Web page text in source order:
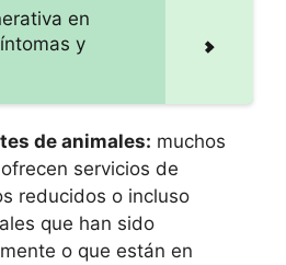
en
y
de animales: muchos
servicios de
reducidos o incluso
que han sido
o que están en